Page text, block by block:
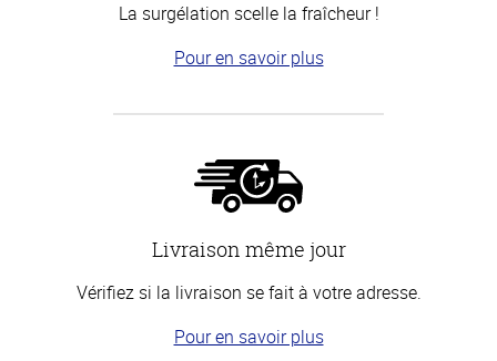
La surgélation scelle la fraîcheur !
Pour en savoir plus
Livraison même jour
Vérifiez si la livraison se fait à votre adresse.
Pour en savoir plus